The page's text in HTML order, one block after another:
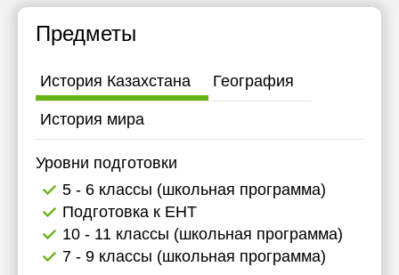
Предметы
История Казахстана География
История мира
Уровни подготовки
5 - 6 классы (школьная программа)
Подготовка к ЕНТ
10 - 11 классы (школьная программа)
7 - 9 классы (школьная программа)
13:30
14:00
17:00
18:00
21:00